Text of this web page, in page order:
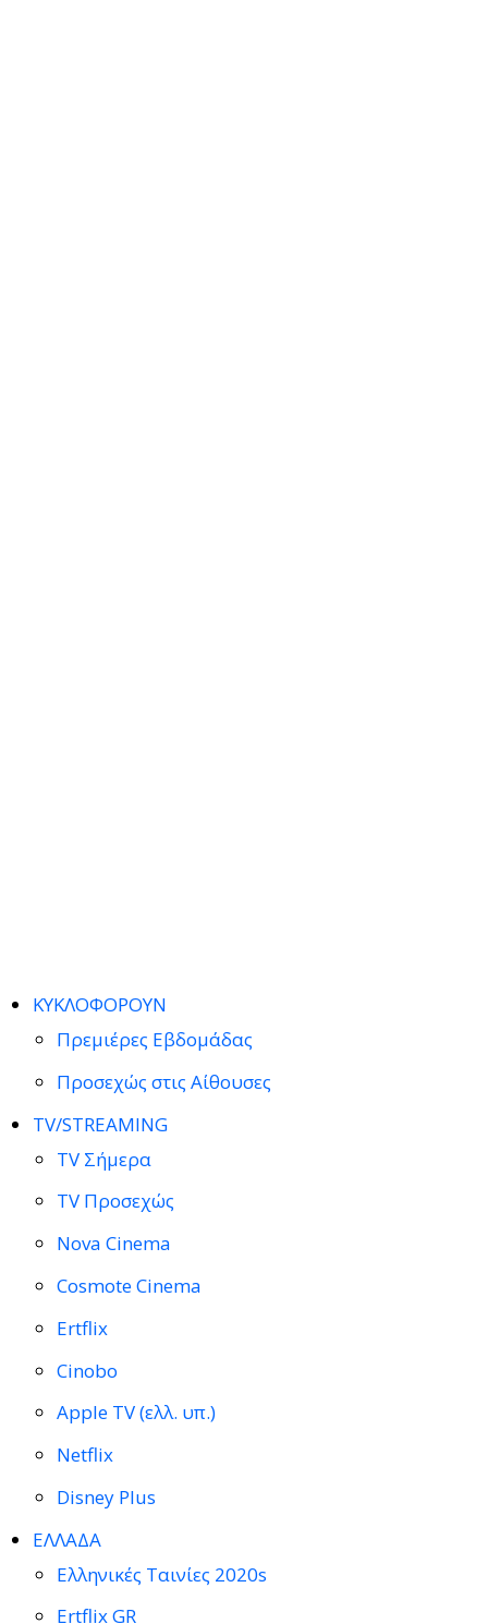
ΚΥΚΛΟΦΟΡΟΥΝ
Πρεμιέρες Εβδομάδας
Προσεχώς στις Αίθουσες
TV/STREAMING
TV Σήμερα
TV Προσεχώς
Nova Cinema
Cosmote Cinema
Ertflix
Cinobo
Apple TV (ελλ. υπ.)
Netflix
Disney Plus
ΕΛΛΑΔΑ
Ελληνικές Ταινίες 2020s
Ertflix GR